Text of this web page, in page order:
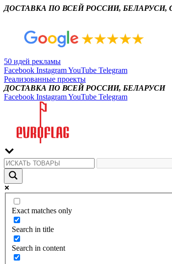
ДОСТАВКА ПО ВСЕЙ РОССИИ, БЕЛАРУСИ,
50 идей рекламы
Facebook InstagramYouTube Telegram
Реализованные проекты
ДОСТАВКА ПО ВСЕЙ РОССИИ, БЕЛАРУСИ
Facebook InstagramYouTube Telegram
Exact matches only
Search in title
Search in content